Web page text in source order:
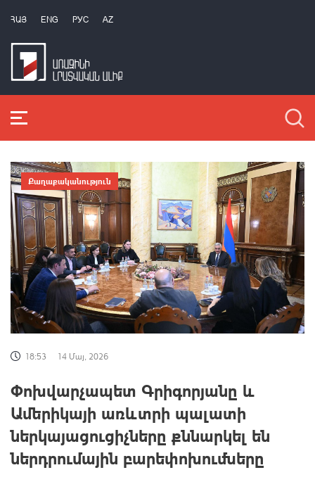
ՀԱՅ ENG РУС AZ
Քաղաքականություն
18:53 14 Մայ, 2026
Փոխվարչապետ Գրիգորյանը և
Ամերիկայի առևտրի պալատի
ներկայացուցիչները քննարկել են
ներդրումային բարեփոխումները